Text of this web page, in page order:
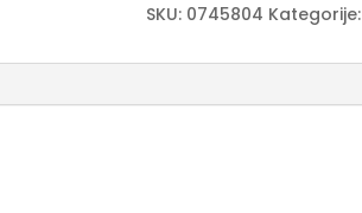
1P
SKU: 0745804 Kategorije: